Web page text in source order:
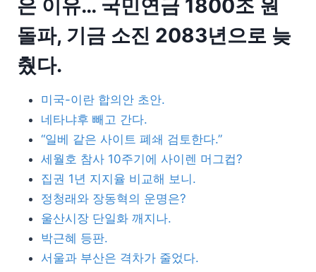
은 이유… 국민연금 1800조 원
돌파, 기금 소진 2083년으로 늦
췄다.
미국-이란 합의안 초안.
네타냐후 빼고 간다.
“일베 같은 사이트 폐쇄 검토한다.”
세월호 참사 10주기에 사이렌 머그컵?
집권 1년 지지율 비교해 보니.
정청래와 장동혁의 운명은?
울산시장 단일화 깨지나.
박근혜 등판.
서울과 부산은 격차가 줄었다.